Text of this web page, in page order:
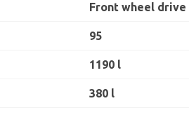
Front wheel drive
95
1190 l
380 l